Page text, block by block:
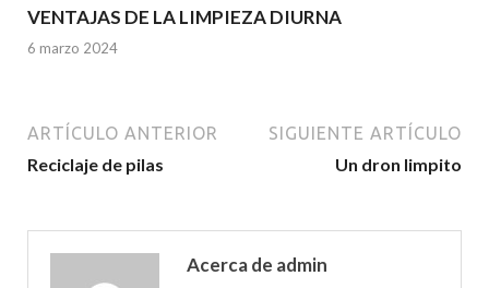
VENTAJAS DE LA LIMPIEZA DIURNA
6 marzo 2024
ARTÍCULO ANTERIOR
Reciclaje de pilas
SIGUIENTE ARTÍCULO
Un dron limpito
Acerca de admin